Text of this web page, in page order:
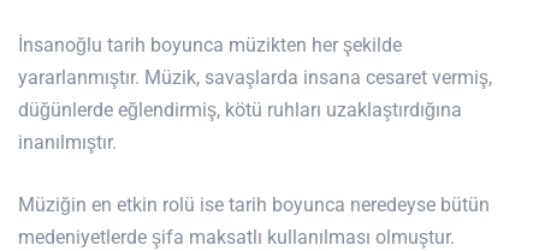
İnsanoğlu tarih boyunca müzikten her şekilde
yararlanmıştır. Müzik, savaşlarda insana cesaret vermiş,
düğünlerde eğlendirmiş, kötü ruhları uzaklaştırdığına
inanılmıştır.
Müziğin en etkin rolü ise tarih boyunca neredeyse bütün
medeniyetlerde şifa maksatlı kullanılması olmuştur.